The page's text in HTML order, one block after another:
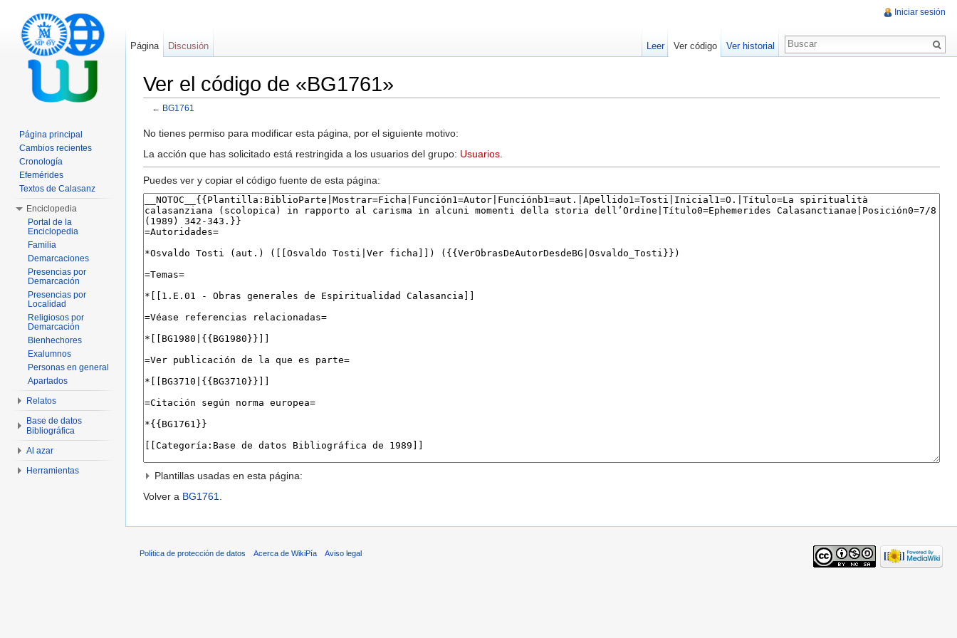
Ver el código de «BG1761»
← BG1761
No tienes permiso para modificar esta página, por el siguiente motivo:
La acción que has solicitado está restringida a los usuarios del grupo: Usuarios
Puedes ver y copiar el código fuente de esta página:
Plantillas usadas en esta página:
Volver a BG1761.
Iniciar sesión
Página Discusión Leer Ver código Ver historial
Página principal
Cambios recientes
Cronología
Efemérides
Textos de Calasanz
Enciclopedia
Portal de la
Enciclopedia
Familia
Demarcaciones
Presencias por
Demarcación
Presencias por
Localidad
Religiosos por
Demarcación
Bienhechores
Exalumnos
Personas en general
Apartados
Relatos
Base de datos
Bibliográfica
Al azar
Herramientas
Política de protección de datos Acerca de WikiPía Aviso legal